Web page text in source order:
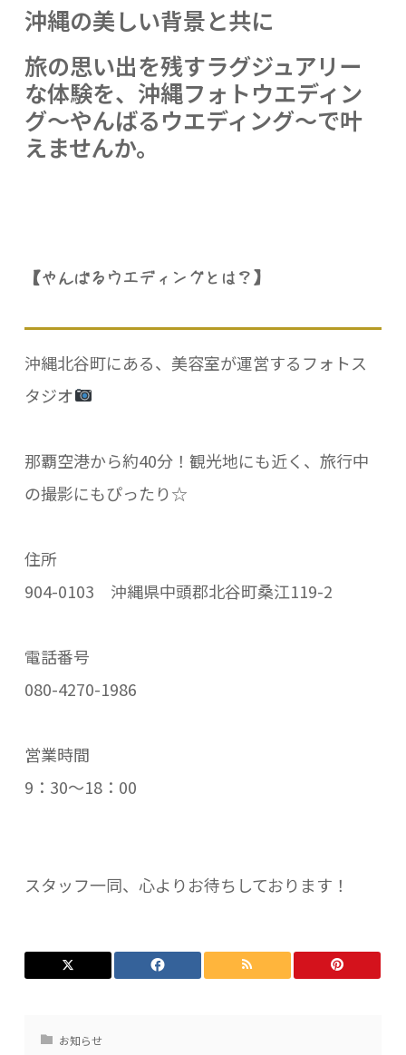
沖縄の美しい背景と共に
旅の思い出を残すラグジュアリー
な体験を、沖縄フォトウエディン
グ～やんばるウエディング～で叶
えませんか。
【やんばるウエディングとは？】
沖縄北谷町にある、美容室が運営するフォトス
タジオ
那覇空港から約40分！観光地にも近く、旅行中
の撮影にもぴったり☆
住所
904-0103 沖縄県中頭郡北谷町桑江119-2
電話番号
080-4270-1986
営業時間
9：30～18：00
スタッフ一同、心よりお待ちしております！
お知らせ